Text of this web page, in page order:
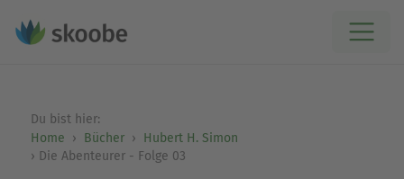
Du bist hier:
Home
Bücher
Hubert H. Simon
Die Abenteurer - Folge 03